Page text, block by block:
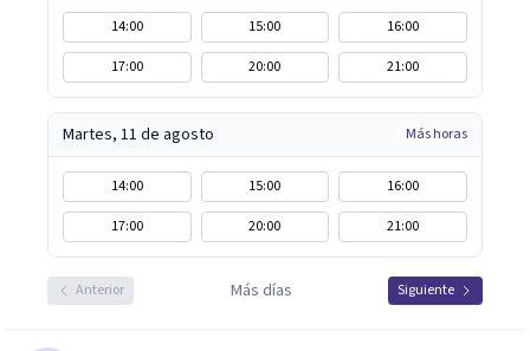
14:00 15:00
16:00
17:00
20:00 21:00
Martes, 11 de agosto Más horas
14:00 15:00
16:00
17:00
20:00 21:00
Anterior Más días Siguiente